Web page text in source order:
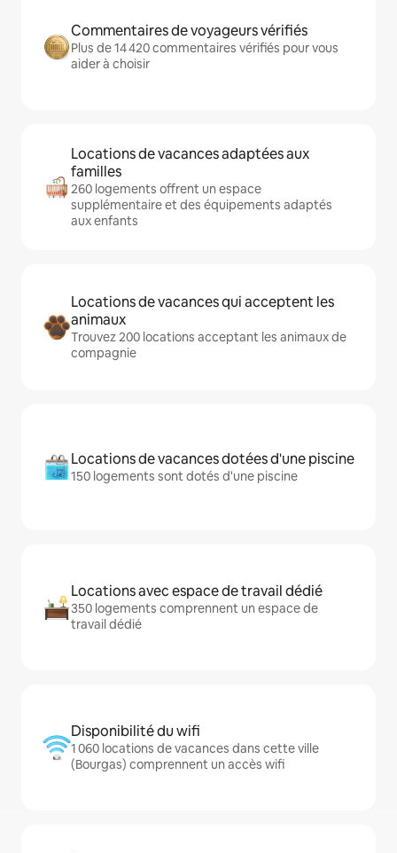
Commentaires de voyageurs vérifiés
Plus de 14 420 commentaires vérifiés pour vous
aider à choisir
Locations de vacances adaptées aux
familles
260 logements offrent un espace
supplémentaire et des équipements adaptés
aux enfants
Locations de vacances qui acceptent les
animaux
Trouvez 200 locations acceptant les animaux de
compagnie
Locations de vacances dotées d'une piscine
150 logements sont dotés d'une piscine
Locations avec espace de travail dédié
350 logements comprennent un espace de
travail dédié
Disponibilité du wifi
1 060 locations de vacances dans cette ville
(Bourgas) comprennent un accès wifi